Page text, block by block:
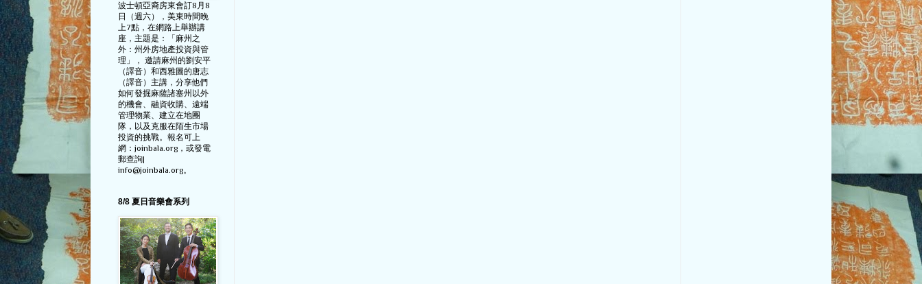
波士頓亞裔房東會訂8月8
日（週六），美東時間晚
上7點，在網路上舉辦講
座，主題是：「麻州之
外：州外房地產投資與管
理」， 邀請麻州的劉安平
（譯音）和西雅圖的唐志
（譯音）主講，分享他們
如何發掘麻薩諸塞州以外
的機會、融資收購、遠端
管理物業、建立在地團
隊，以及克服在陌生市場
投資的挑戰。報名可上
網：joinbala.org，或發電
郵查詢|
info@joinbala.org。
8/8 夏日音樂會系列